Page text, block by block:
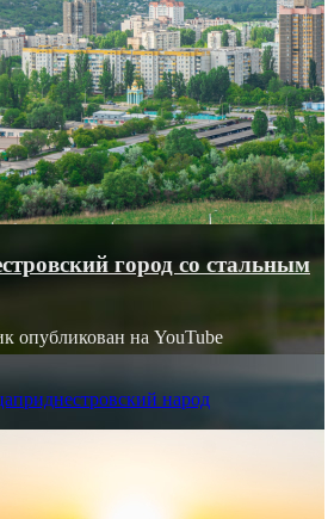
город со стальным
опубликован на YouTube
приднестровский народ